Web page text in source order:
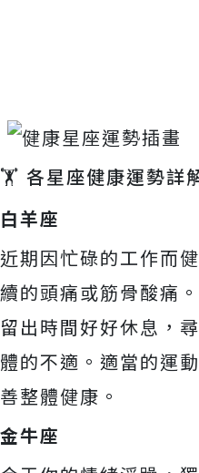
🏋️ 各星座健康運勢詳
白羊座
近期因忙碌的工作而
續的頭痛或筋骨酸痛
留出時間好好休息，
體的不適。適當的運
善整體健康。
金牛座